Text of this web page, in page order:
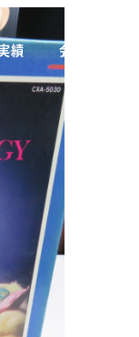
績 会社概要